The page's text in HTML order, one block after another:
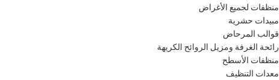
منظفات لجميع الأغراض
مبيدات حشرية
قوالب المرحاض
رائحة الغرفة ومزيل الروائح الكريهة
منظفات ​​الأسطح
معدات التنظيف